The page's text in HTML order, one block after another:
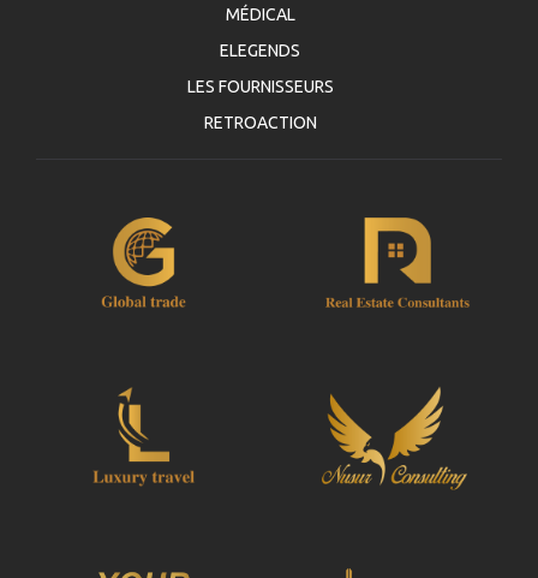
MÉDICAL
ELEGENDS
LES FOURNISSEURS
RETROACTION